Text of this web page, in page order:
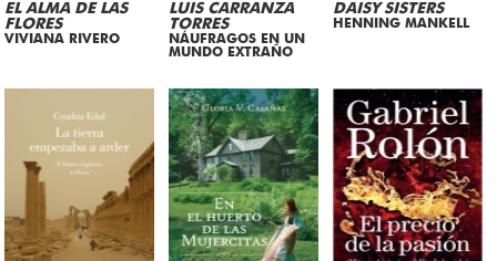
EL ALMA DE LAS
FLORES
VIVIANA RIVERO
LUIS CARRANZA
TORRES
NÁUFRAGOS EN UN
MUNDO EXTRAÑO
DAISY SISTERS
HENNING MANKELL